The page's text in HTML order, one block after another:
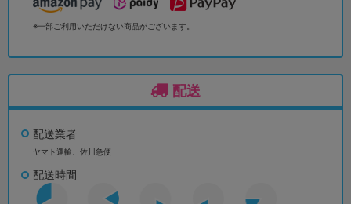
※一部ご利用いただけない商品がございます。
配送
配送業者
ヤマト運輸、佐川急便
配送時間